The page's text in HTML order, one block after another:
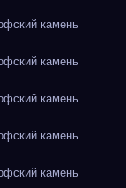
камень
камень
камень
камень
камень